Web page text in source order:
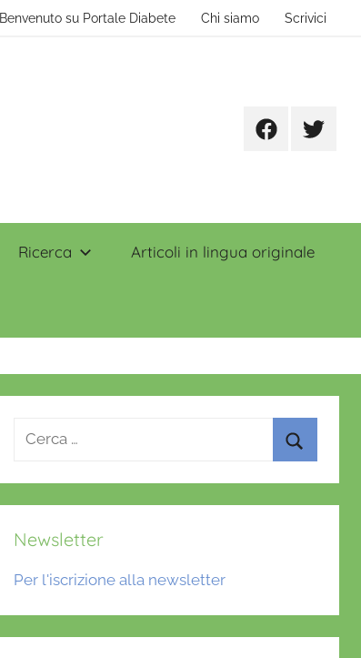
Benvenuto su Portale Diabete Chi siamo Scrivici
FacebookTwitter
Ricerca Articoli in lingua originale
Ricerca
Newsletter
Per l'iscrizione alla newsletter